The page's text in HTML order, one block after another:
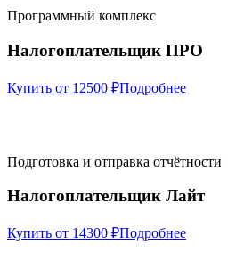
Программный комплекс
Налогоплательщик ПРО
Купить от 12500 ₽Подробнее
Подготовка и отправка отчётности
Налогоплательщик Лайт
Купить от 14300 ₽Подробнее